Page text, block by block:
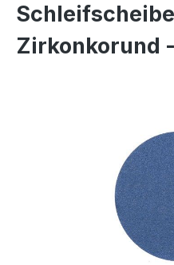
Zirkonkorund